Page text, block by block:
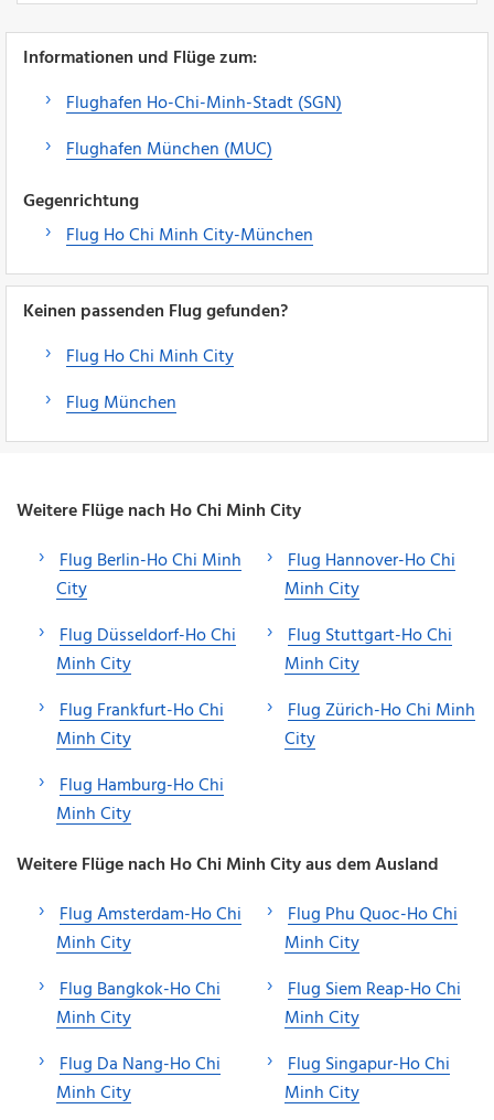
Informationen und Flüge zum:
Flughafen Ho-Chi-Minh-Stadt (SGN)
Flughafen München (MUC)
Gegenrichtung
Flug Ho Chi Minh City-München
Keinen passenden Flug gefunden?
Flug Ho Chi Minh City
Flug München
Weitere Flüge nach Ho Chi Minh City
Flug Berlin-Ho Chi Minh
City
Flug Düsseldorf-Ho Chi
Minh City
Flug Frankfurt-Ho Chi
Minh City
Flug Hamburg-Ho Chi
Minh City
Flug Hannover-Ho Chi
Minh City
Flug Stuttgart-Ho Chi
Minh City
Flug Zürich-Ho Chi Minh
City
Weitere Flüge nach Ho Chi Minh City aus dem Ausland
Flug Amsterdam-Ho Chi
Minh City
Flug Bangkok-Ho Chi
Minh City
Flug Da Nang-Ho Chi
Minh City
Flug Phu Quoc-Ho Chi
Minh City
Flug Siem Reap-Ho Chi
Minh City
Flug Singapur-Ho Chi
Minh City